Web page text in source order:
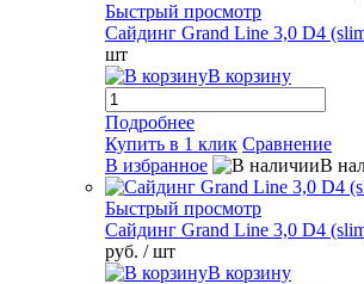
Быстрый просмотр
Сайдинг Grand Line 3,0 D4
шт
В корзину
Подробнее
Купить в 1 клик Сравнение
В избранное
В
Быстрый просмотр
Сайдинг Grand Line 3,0 D4
руб. / шт
В корзину